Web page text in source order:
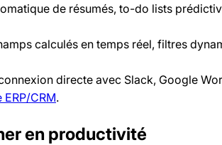
de résumés, to-do lists
calculés en temps réel, filtres
directe avec Slack, Google
ERP/CRM.
en productivité